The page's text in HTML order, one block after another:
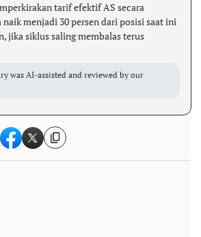
tarif efektif AS secara
naik menjadi 30 persen dari posisi saat ini
jika siklus saling membalas terus
was AI-assisted and reviewed by our